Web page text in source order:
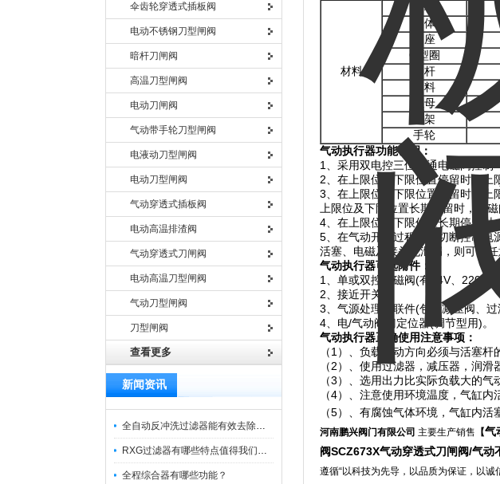
伞齿轮穿透式插板阀
电动不锈钢刀型闸阀
暗杆刀闸阀
高温刀型闸阀
电动刀闸阀
气动带手轮刀型闸阀
电液动刀型闸阀
电动刀型闸阀
气动穿透式插板阀
电动高温排渣阀
气动穿透式刀闸阀
电动高温刀型闸阀
气动刀型闸阀
刀型闸阀
查看更多
新闻资讯
全自动反冲洗过滤器能有效去除过滤介质上的杂质
RXG过滤器有哪些特点值得我们选择？
全程综合器有哪些功能？
材料
名称
阀体
阀座
O型圈
阀杆
填料
螺母
支架
手轮
气动执行器功能说明：
1、采用双电控三位五通电磁阀控制
2、在上限位、下限位置停留时，上
3、在上限位、下限位置停留时，上
上限位及下限位置长期停留时，电
4、在上限位及下限位置长期停留时
5、在气动开关过程中，切断控制电
活塞、电磁及接头无泄漏，则可在任
气动执行器可选附件：
1、单或双控电磁阀(有24V、220V
2、接近开关。
3、气源处理三联件(包括减压阀、过
4、电/气动阀门定位器(调节型用)。
气动执行器正确使用注意事项：
（1）、负载运动方向必须与活塞
（2）、使用过滤器，减压器，润
（3）、选用出力比实际负载大的气
（4）、注意使用环境温度，气缸
（5）、有腐蚀气体环境，气缸内
河南鹏兴阀门有限公司 主要生产销售 【气
阀SCZ673X气动穿透式刀闸阀/气动
遵循“以科技为先导，以品质为保证，以诚